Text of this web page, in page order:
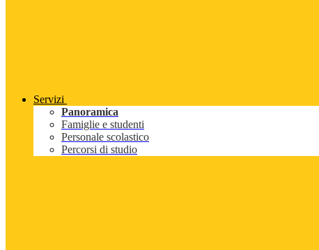
Servizi
Panoramica
Famiglie e studenti
Personale scolastico
Percorsi di studio